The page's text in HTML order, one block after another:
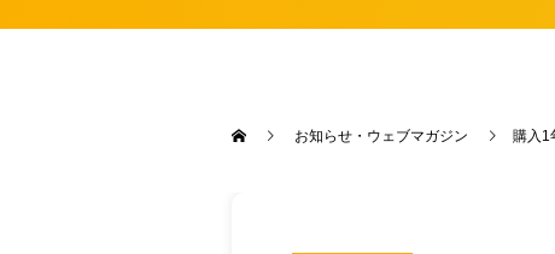
お知らせ・ウェブマガジン 購入1